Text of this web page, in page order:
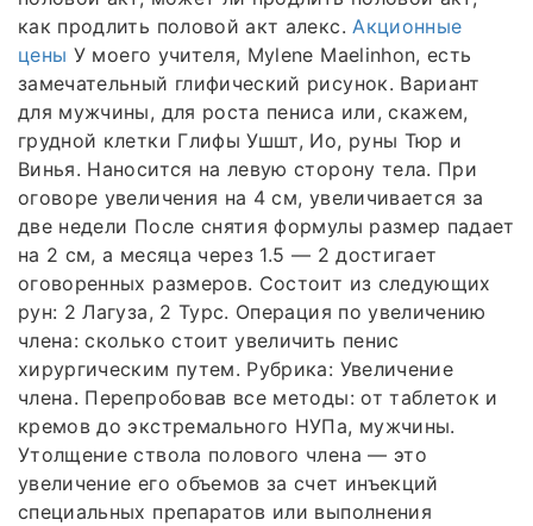
как продлить половой акт алекс. Акционные
цены У моего учителя, Mylene Maelinhon, есть
замечательный глифический рисунок. Вариант
для мужчины, для роста пениса или, скажем,
грудной клетки Глифы Ушшт, Ио, руны Тюр и
Винья. Наносится на левую сторону тела. При
оговоре увеличения на 4 см, увеличивается за
две недели После снятия формулы размер падает
на 2 см, а месяца через 1.5 — 2 достигает
оговоренных размеров. Состоит из следующих
рун: 2 Лагуза, 2 Турс. Операция по увеличению
члена: сколько стоит увеличить пенис
хирургическим путем. Рубрика: Увеличение
члена. Перепробовав все методы: от таблеток и
кремов до экстремального НУПа, мужчины.
Утолщение ствола полового члена — это
увеличение его объемов за счет инъекций
специальных препаратов или выполнения